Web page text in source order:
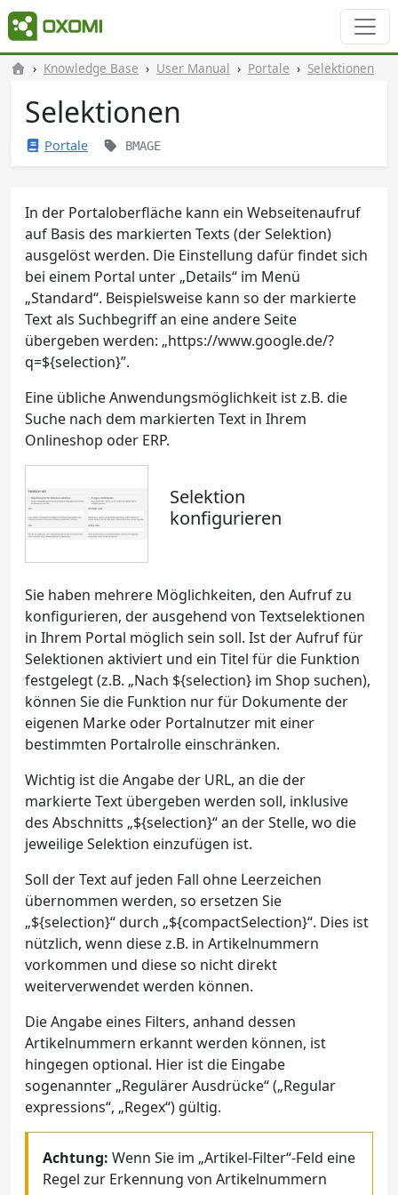
Knowledge Base User Manual Portale Selektionen
Selektionen
Portale BMAGE
In der Portaloberfläche kann ein Webseitenaufruf
auf Basis des markierten Texts (der Selektion)
ausgelöst werden. Die Einstellung dafür findet sich
bei einem Portal unter „Details“ im Menü
„Standard“. Beispielsweise kann so der markierte
Text als Suchbegriff an eine andere Seite
übergeben werden: „https://www.google.de/?
q=${selection}”.
Eine übliche Anwendungsmöglichkeit ist z.B. die
Suche nach dem markierten Text in Ihrem
Onlineshop oder ERP.
Selektion
konfigurieren
Sie haben mehrere Möglichkeiten, den Aufruf zu
konfigurieren, der ausgehend von Textselektionen
in Ihrem Portal möglich sein soll. Ist der Aufruf für
Selektionen aktiviert und ein Titel für die Funktion
festgelegt (z.B. „Nach ${selection} im Shop suchen),
können Sie die Funktion nur für Dokumente der
eigenen Marke oder Portalnutzer mit einer
bestimmten Portalrolle einschränken.
Wichtig ist die Angabe der URL, an die der
markierte Text übergeben werden soll, inklusive
des Abschnitts „${selection}“ an der Stelle, wo die
jeweilige Selektion einzufügen ist.
Soll der Text auf jeden Fall ohne Leerzeichen
übernommen werden, so ersetzen Sie
„${selection}“ durch „${compactSelection}“. Dies ist
nützlich, wenn diese z.B. in Artikelnummern
vorkommen und diese so nicht direkt
weiterverwendet werden können.
Die Angabe eines Filters, anhand dessen
Artikelnummern erkannt werden können, ist
hingegen optional. Hier ist die Eingabe
sogenannter „Regulärer Ausdrücke“ („Regular
expressions“, „Regex“) gültig.
Achtung: Wenn Sie im „Artikel-Filter“-Feld eine
Regel zur Erkennung von Artikelnummern